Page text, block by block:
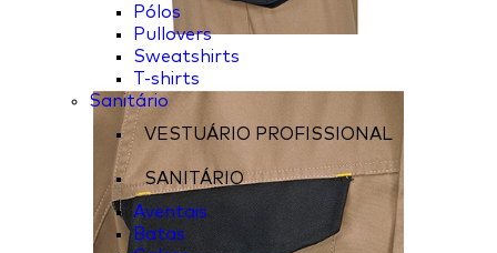
Pólos
Pullovers
Sweatshirts
T-shirts
Sanitário
VESTUÁRIO PROFISSIONAL
SANITÁRIO
Aventais
Batas